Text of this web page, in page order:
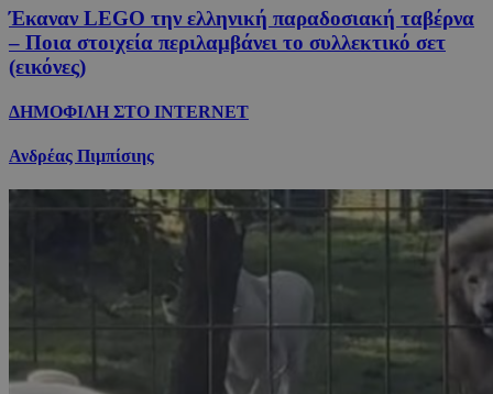
Έκαναν LEGO την ελληνική παραδοσιακή ταβέρνα
– Ποια στοιχεία περιλαμβάνει το συλλεκτικό σετ
(εικόνες)
ΔΗΜΟΦΙΛΗ ΣΤΟ INTERNET
Ανδρέας Πιμπίσιης